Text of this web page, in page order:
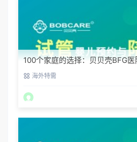
100个家庭的选择：贝贝壳BFG
分享海外特需